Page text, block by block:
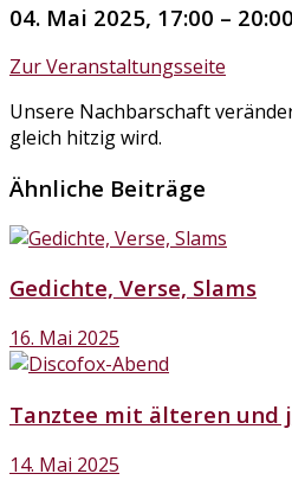
04. Mai 2025, 17:00 –
Zur Veranstaltungsseite
Unsere Nachbarschaft
gleich hitzig wird.
Ähnliche Beiträge
Gedichte, Verse, Slams
16. Mai 2025
Tanztee mit älteren und
14. Mai 2025